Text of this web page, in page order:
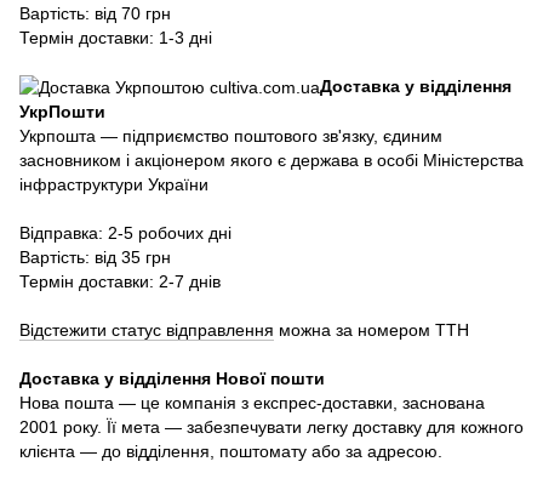
Вартість: від 70 грн
Термін доставки: 1-3 дні
Доставка у відділення
УкрПошти
Укрпошта — підприємство поштового зв'язку, єдиним
засновником і акціонером якого є держава в особі Міністерства
інфраструктури України
Відправка: 2-5 робочих дні
Вартість: від 35 грн
Термін доставки: 2-7 днів
Відстежити статус відправлення можна за номером ТТН
Доставка у відділення Нової пошти
Нова пошта — це компанія з експрес-доставки, заснована
2001 року. Її мета — забезпечувати легку доставку для кожного
клієнта — до відділення, поштомату або за адресою.